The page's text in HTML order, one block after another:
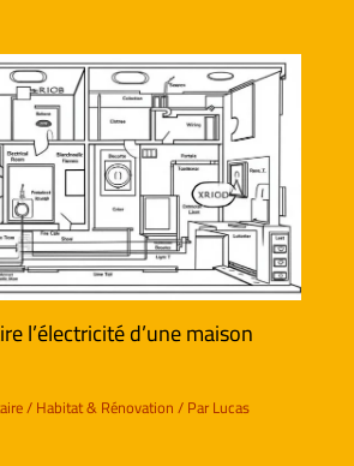
l’électricité d’une maison
/Habitat & Rénovation/ ParLucas